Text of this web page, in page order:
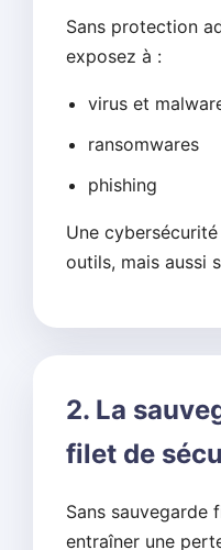
Sans protection
exposez à :
virus et
ransomwares
phishing
Une
outils, mais aussi
2. La
filet de
Sans sauvegarde
entraîner une